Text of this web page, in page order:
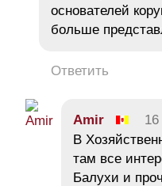
основателей
больше
Ответить
Amir
В
там все
Балухи и